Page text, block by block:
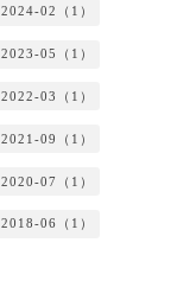
2024-02（1）
2023-05（1）
2022-03（1）
2021-09（1）
2020-07（1）
2018-06（1）